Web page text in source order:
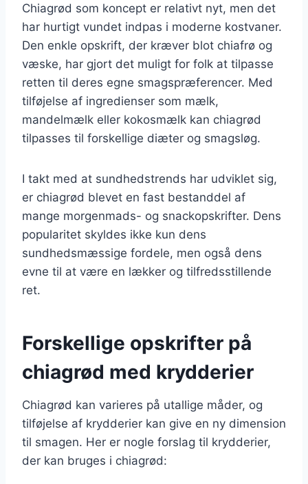
Chiagrød som koncept er relativt nyt, men det
har hurtigt vundet indpas i moderne kostvaner.
Den enkle opskrift, der kræver blot chiafrø og
væske, har gjort det muligt for folk at tilpasse
retten til deres egne smagspræferencer. Med
tilføjelse af ingredienser som mælk,
mandelmælk eller kokosmælk kan chiagrød
tilpasses til forskellige diæter og smagsløg.
I takt med at sundhedstrends har udviklet sig,
er chiagrød blevet en fast bestanddel af
mange morgenmads- og snackopskrifter. Dens
popularitet skyldes ikke kun dens
sundhedsmæssige fordele, men også dens
evne til at være en lækker og tilfredsstillende
ret.
Forskellige opskrifter på
chiagrød med krydderier
Chiagrød kan varieres på utallige måder, og
tilføjelse af krydderier kan give en ny dimension
til smagen. Her er nogle forslag til krydderier,
der kan bruges i chiagrød: